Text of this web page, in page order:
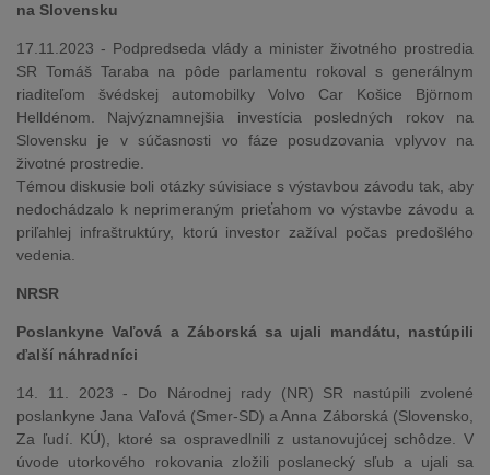
na Slovensku
17.11.2023 - Podpredseda vlády a minister životného prostredia
SR Tomáš Taraba na pôde parlamentu rokoval s generálnym
riaditeľom švédskej automobilky Volvo Car Košice Björnom
Helldénom. Najvýznamnejšia investícia posledných rokov na
Slovensku je v súčasnosti vo fáze posudzovania vplyvov na
životné prostredie.
Témou diskusie boli otázky súvisiace s výstavbou závodu tak, aby
nedochádzalo k neprimeraným prieťahom vo výstavbe závodu a
priľahlej infraštruktúry, ktorú investor zažíval počas predošlého
vedenia.
NRSR
Poslankyne Vaľová a Záborská sa ujali mandátu, nastúpili
ďalší náhradníci
14. 11. 2023 - Do Národnej rady (NR) SR nastúpili zvolené
poslankyne Jana Vaľová (Smer-SD) a Anna Záborská (Slovensko,
Za ľudí. KÚ), ktoré sa ospravedlnili z ustanovujúcej schôdze. V
úvode utorkového rokovania zložili poslanecký sľub a ujali sa